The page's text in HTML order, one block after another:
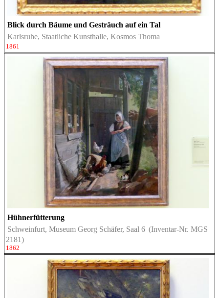
Blick durch Bäume und Gesträuch auf ein Tal
Karlsruhe, Staatliche Kunsthalle, Kosmos Thoma
1861
Hühnerfütterung
Schweinfurt, Museum Georg Schäfer, Saal 6 (Inventar-Nr. MGS
2181)
1862